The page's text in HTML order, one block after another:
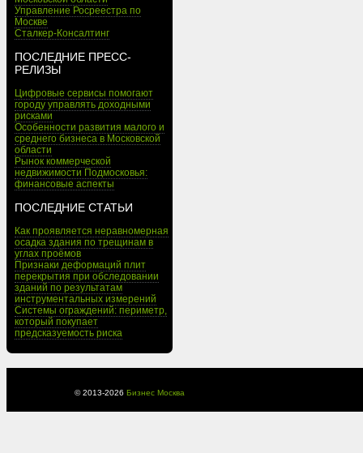
Управление Росреестра по
Москве
Сталкер-Консалтинг
ПОСЛЕДНИЕ ПРЕСС-
РЕЛИЗЫ
Цифровые сервисы помогают
городу управлять доходными
рисками
Особенности развития малого и
среднего бизнеса в Московской
области
Рынок коммерческой
недвижимости Подмосковья:
финансовые аспекты
ПОСЛЕДНИЕ СТАТЬИ
Как проявляется неравномерная
осадка здания по трещинам в
углах проёмов
Признаки деформаций плит
перекрытия при обследовании
зданий по результатам
инструментальных измерений
Системы ограждений: периметр,
который покупает
предсказуемость риска
© 2013-2026 Бизнес Москва